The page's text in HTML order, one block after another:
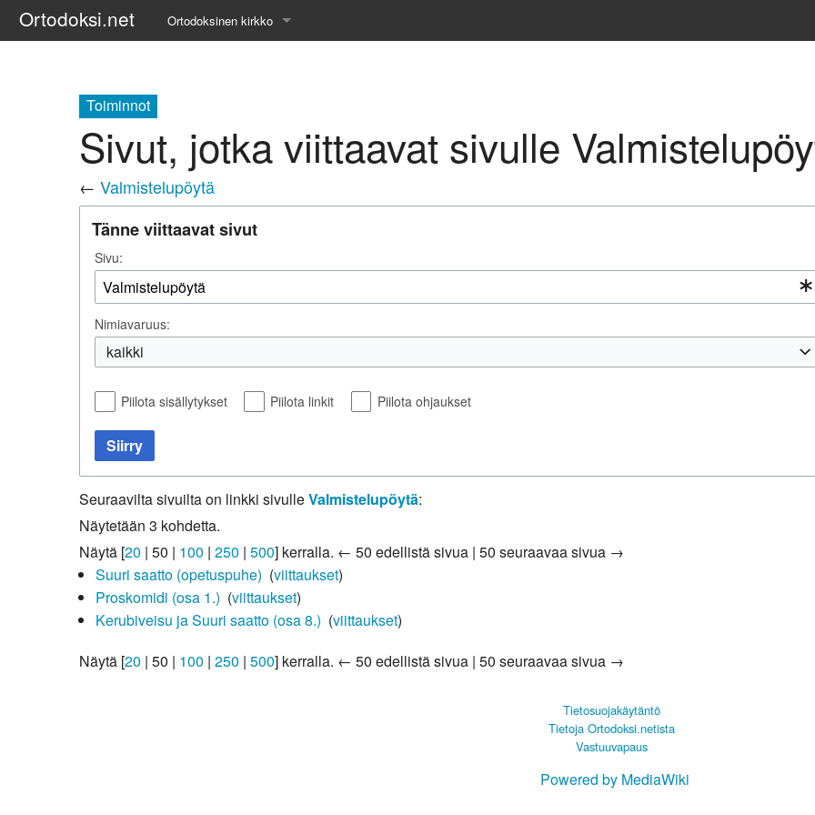
Ortodoksi.net Ortodoksinen kirkko
Opetuspuheet
Kirkkohistoria
Etiikka
Uskonoppi
Kirkkotaide
Suomen kirkko
Toiminnot
Sivut, jotka viittaavat sivulle
← Valmistelupöytä
Tänne viittaavat sivut
Sivu:
Nimiavaruus:
kaikki
Piilota sisällytykset Piilota linkit Piilota ohjaukset
Siirry
Seuraavilta sivuilta on linkki sivulleValmistelupöytä:
Näytetään 3 kohdetta.
Näytä [20 | 50 | 100 | 250 | 500] kerralla. ← 50 edellistä sivua | 50 seuraavaa sivua →
Suuri saatto (opetuspuhe) (viittaukset)
Proskomidi (osa 1.) (viittaukset)
Kerubiveisu ja Suuri saatto (osa 8.) (viittaukset)
Näytä [20 | 50 | 100 | 250 | 500] kerralla. ← 50 edellistä sivua | 50 seuraavaa sivua →
Tietosuojakäytäntö
Tietoja Ortodoksi.netista
Vastuuvapaus
Powered by MediaWiki